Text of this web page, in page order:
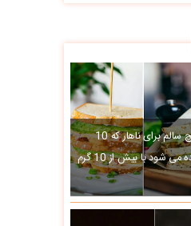
2 تا ساندویچ سالم برای ناهار که 10
دقیقه ای آماده می شود با بیش از 10 گرم